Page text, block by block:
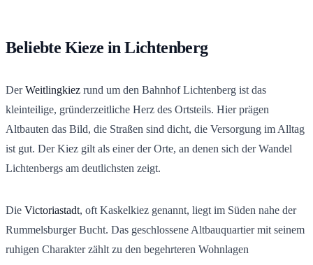
Beliebte Kieze in Lichtenberg
DerWeitlingkiez rund um den Bahnhof Lichtenberg ist das
kleinteilige, gründerzeitliche Herz des Ortsteils. Hier prägen
Altbauten das Bild, die Straßen sind dicht, die Versorgung im Alltag
ist gut. Der Kiez gilt als einer der Orte, an denen sich der Wandel
Lichtenbergs am deutlichsten zeigt.
Die Victoriastadt, oft Kaskelkiez genannt, liegt im Süden nahe der
Rummelsburger Bucht. Das geschlossene Altbauquartier mit seinem
ruhigen Charakter zählt zu den begehrteren Wohnlagen